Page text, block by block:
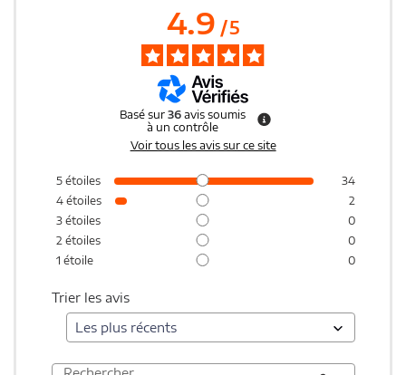
4.9/5
Basé sur 36 avis soumis
à un contrôle
Voir tous les avis sur ce site
5 étoiles
34
4 étoiles
2
3 étoiles
0
2 étoiles
0
1 étoile 0
Trier les avis